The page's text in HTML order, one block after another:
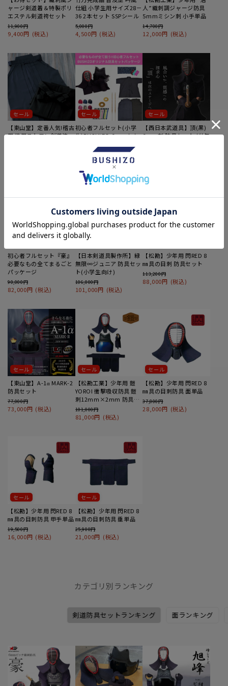
ャージ剣道着＆特製ポリ
エステル剣道袴セット
11,900円
9,400円 (税込)
仕組 小学生用サイズ28－
36 2本セット SSPシール
5,000円
4,500円 (税込)
人”織刺調ジャージ防具
5mmミシン刺 小手単品
14,700円
12,000円 (税込)
4
セール
【東山堂】定番人気!稽古
用 徳用テトロン剣道袴
5
セール
初心者フルセット(小学
生)BUSHIZO 6mmナナ
まるごとパッケージ
80,000円
74,000円(税込)
セール
【西日本武道具】頂(黒)
6mm刺 防具セット (幼年
初心者フルセット『豪』
必要なもの全てまるごと
パッケージ
90,000円
82,000円 (税込)
セール
【日本剣道具製作所】緑
無限∞ジュニア 防具セッ
ト(小学生向け)
106,000円
101,000円 (税込)
9
【松勘】少年用 閃RED 8
㎜具の目刺 防具セット
113,200円
88,000円 (税込)
セール
【東山堂】A-1α MARK-2
防具セット
77,000円
73,000円 (税込)
セール
【松勘工業】少年用 鎧
YOROI 衝撃吸収防具 鎧
刺12mm×2mm 防具セ
ット
101,000円
81,000円 (税込)
セール
【松勘】少年用 閃RED 8
㎜具の目刺防具 面単品
37,800円
28,000円 (税込)
セール
【松勘】少年用 閃RED 8
㎜具の目刺防具 甲手単品
19,500円
16,000円 (税込)
セール
【松勘】少年用 閃RED 8
㎜具の目刺防具 垂単品
25,900円
21,000円 (税込)
カテゴリ別ランキング
剣道防具セットランキング 面ランキング
1 2